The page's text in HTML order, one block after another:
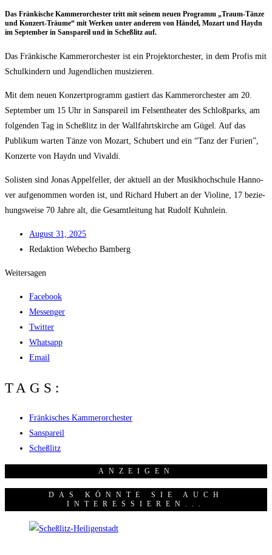
Das Frän­ki­sche Kam­mer­or­ches­ter tritt mit sei­nem neu­en Pro­gramm „Traum-Tän­ze
und Kon­zert-Träu­me“ mit Wer­ken unter ande­rem von Hän­del, Mozart und Haydn
im Sep­tem­ber in San­s­pa­reil und in Scheß­litz auf.
Das Frän­ki­sche Kam­mer­or­ches­ter ist ein Pro­jektorches­ter, in dem Pro­fis mit
Schul­kin­dern und Jugend­li­chen musizieren.
Mit dem neu­en Kon­zert­pro­gramm gas­tiert das Kam­mer­or­ches­ter am 20.
Sep­tem­ber um 15 Uhr in San­s­pa­reil im Fel­sen­thea­ter des Schloß­parks, am
fol­gen­den Tag in Scheß­litz in der Wall­fahrts­kir­che am Gügel. Auf das
Publi­kum war­ten Tän­ze von Mozart, Schu­bert und ein “Tanz der Furi­en”,
Kon­zer­te von Haydn und Vivaldi.
Solis­ten sind Jonas Appel­fel­ler, der aktu­ell an der Musik­hoch­schu­le Han­no­
ver auf­ge­nom­men wor­den ist, und Richard Hubert an der Vio­li­ne, 17 bezie­
hungs­wei­se 70 Jah­re alt, die Gesamt­lei­tung hat Rudolf Kuhnlein.
August 31, 2025
Redak­ti­on Web­echo Bamberg
Weitersagen
Facebook
Messenger
Twitter
Whatsapp
Email
TAGS:
Fränkisches Kammerorchester
Sanspareil
Scheßlitz
ANZEI­GEN
DAS KÖNNTE SIE AUCH
INTERESSIEREN...